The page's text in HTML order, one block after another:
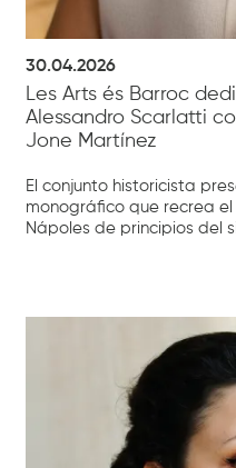
30.04.2026
Les Arts és Barroc
Alessandro Scarlatti
Jone Martínez
El conjunto historicista
monográfico que recrea el
Nápoles de principios del